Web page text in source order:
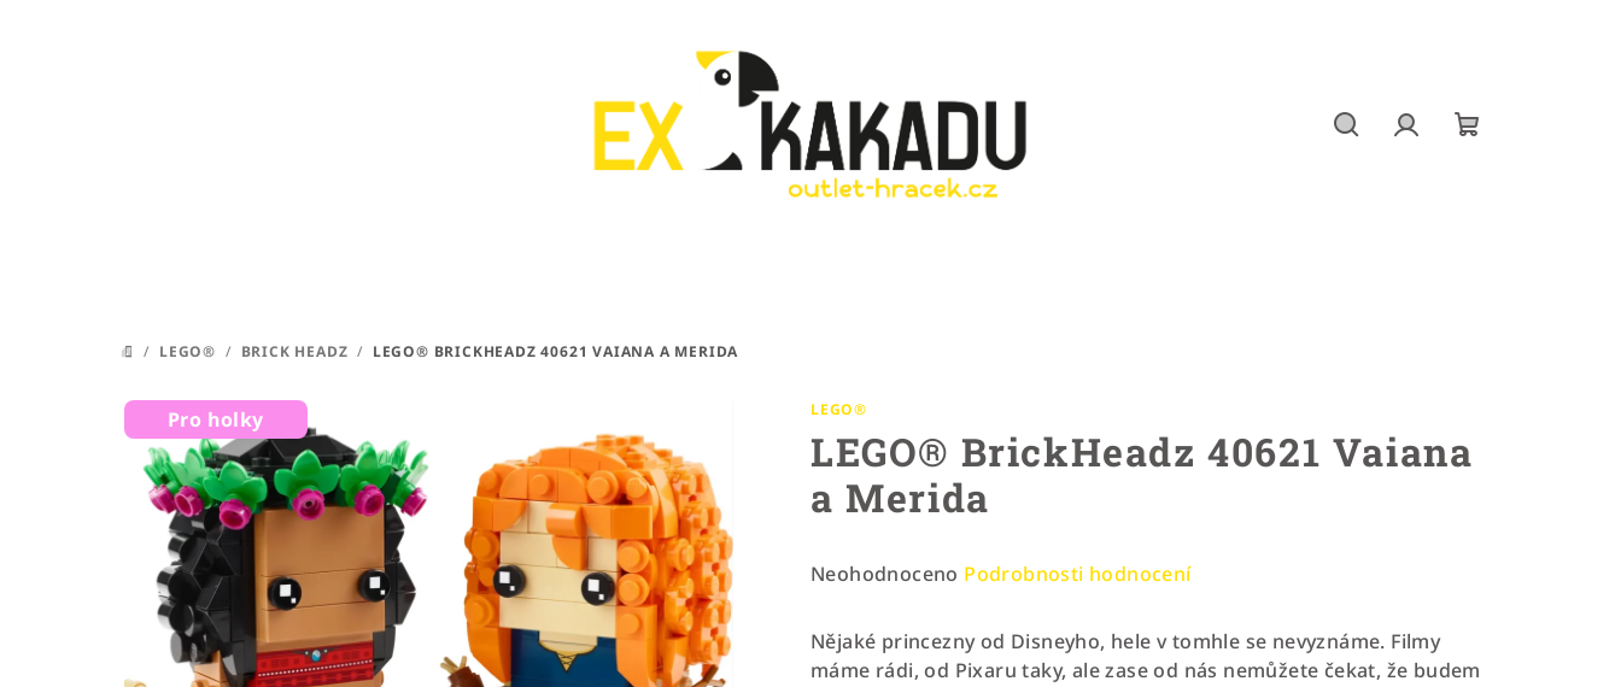
DOMŮ
/ LEGO® / BRICK HEADZ / LEGO® BRICKHEADZ 40621 VAIANA A MERIDA
LEGO®
LEGO® BrickHeadz 40621 Vaiana
a Merida
Průměrné
produktu
Neohodnoceno Podrobnosti hodnocení
Nějaké princezny od Disneyho, hele v tomhle se nevyznáme. Filmy
máme rádi, od Pixaru taky, ale zase od nás nemůžete čekat, že budem
Pro holky